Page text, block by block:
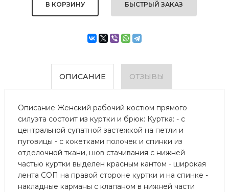
БЫСТРЫЙ ЗАКАЗ
ОПИСАНИЕ ОТЗЫВЫ
Описание Женский рабочий костюм прямого
силуэта состоит из куртки и брюк: Куртка: - с
центральной супатной застежкой на петли и
пуговицы - с кокетками полочек и спинки из
отделочной ткани, шов стачивания с нижней
частью куртки выделен красным кантом - широкая
лента СОП на правой стороне куртки и на спинке -
накладные карманы с клапаном в нижней части